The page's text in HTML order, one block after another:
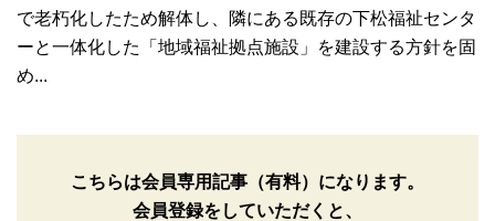
で老朽化したため解体し、隣にある既存の下松福祉センタ
ーと一体化した「地域福祉拠点施設」を建設する方針を固
め...
こちらは会員専用記事（有料）になります。
会員登録をしていただくと、